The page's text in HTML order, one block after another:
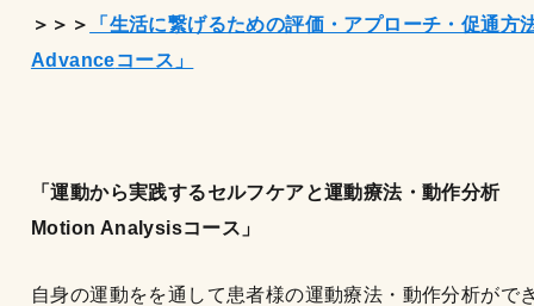
＞＞＞
「生活に繋げるための評価・アプローチ・促通方
Advanceコース」
「運動から実践するセルフケアと運動療法・動作分析
Motion Analysisコース 」
自身の運動をを通して患者様の運動療法・動作分析がで